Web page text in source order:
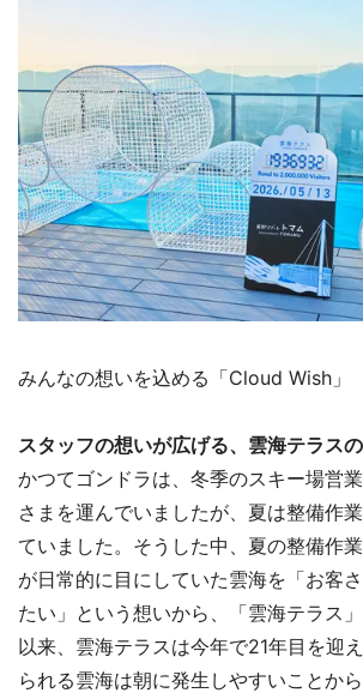
みんなの想いを込める「Cloud Wish」
スタッフの想いが広げる、雲海テラス
かつてゴンドラは、冬季のスキー場営
さまを運んでいましたが、夏は整備作
ていました。そうした中、夏の整備作
が日常的に目にしていた雲海を「お客
たい」という想いから、「雲海テラス」
以来、雲海テラスは今年で21年目を迎
られる雲海は朝に発生しやすいことか